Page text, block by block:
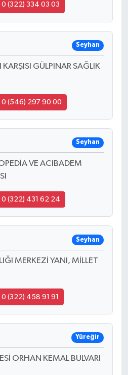
0 (322) 334 03 03
Seyhan
KARŞISI GÜLPINAR SAĞLIK
0 (546) 297 90 00
Seyhan
VE ACIBADEM
0 (322) 431 62 24
Seyhan
MERKEZİ YANI, MİLLET
0 (322) 458 91 91
Yüreğir
ORHAN KEMAL BULVARI